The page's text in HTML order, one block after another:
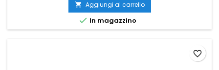
 Aggiungi al carrello
 In magazzino
favorite_border